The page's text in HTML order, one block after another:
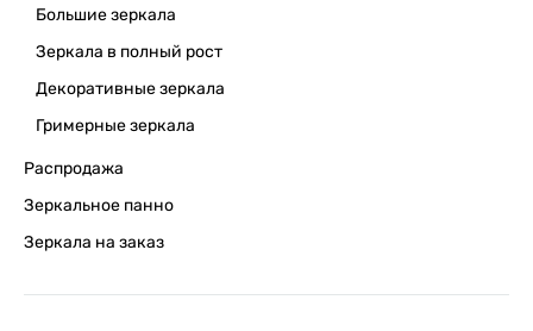
Большие зеркала
Зеркала в полный рост
Декоративные зеркала
Гримерные зеркала
Распродажа
Зеркальное панно
Зеркала на заказ